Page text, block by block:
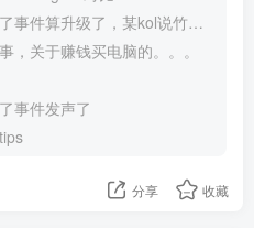
算升级了，某kol说竹知了是日本玩具
，关于赚钱买电脑的。。。
事件发声了
分享 收藏